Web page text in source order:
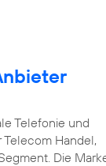
Telefonie und
Handel,
Die